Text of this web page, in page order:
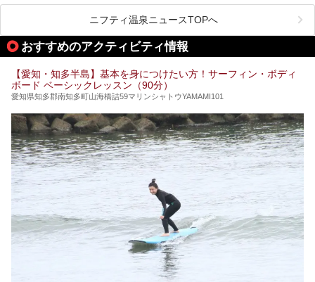
ムリエの目線で紹介していきます！
名古屋市内にはスーパー銭湯や日帰り温泉が多く、「どこに
行こうかな？」と悩んでしまう方も多いと思います。
ぜひこの記事を参考にして「キャナル・リゾート」に出かけ
てみるのはいかがでしょうか？
ニフティ温泉ニュースTOPへ
おすすめのアクティビティ情報
【愛知・知多半島】基本を身につけたい方！サーフィン・ボディ
ボード ベーシックレッスン（90分）
愛知県知多郡南知多町山海橋詰59マリンシャトウYAMAMI101